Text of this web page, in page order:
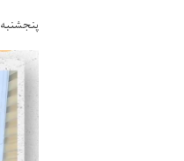
پنجشنبه ۱۴۰۲/۱۱/۱۲ - ۱۱:۴۲